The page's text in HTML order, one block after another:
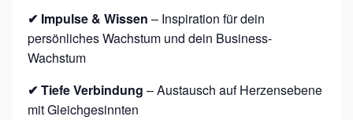
✔ Impulse & Wissen – Inspiration für dein
persönliches Wachstum und dein Business-
Wachstum
✔ Tiefe Verbindung – Austausch auf Herzensebene
mit Gleichgesinnten